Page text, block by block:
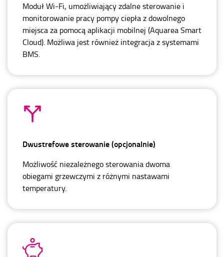
Moduł Wi-Fi, umożliwiający zdalne sterowanie i
monitorowanie pracy pompy ciepła z dowolnego
miejsca za pomocą aplikacji mobilnej (Aquarea Smart
Cloud). Możliwa jest również integracja z systemami
BMS.
Dwustrefowe sterowanie (opcjonalnie)
Możliwość niezależnego sterowania dwoma
obiegami grzewczymi z różnymi nastawami
temperatury.